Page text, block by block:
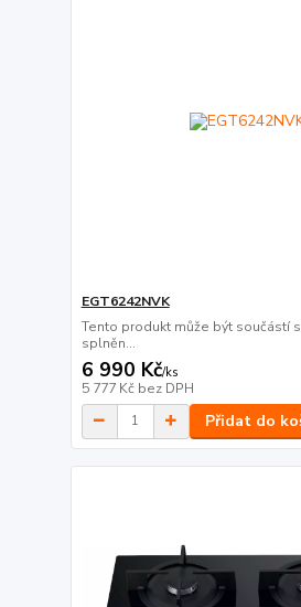
EGT6242NVK
Tento produkt může být součástí
splněn...
6 990 Kč/ks
5 777 Kč bez DPH
Přidat do